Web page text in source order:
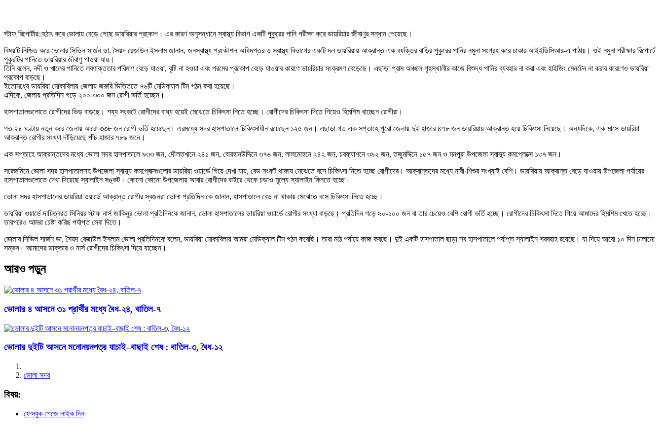
স্টাফ রিপোর্টার::হঠাৎ করে ভোলায় বেড়ে গেছে ডায়রিয়ার প্রকোপ। এর কারণ অনুসন্ধানে স্বাস্থ্য বিভাগ একটি পুকুরের পানি পরীক্ষা করে ডায়রিয়ার জীবাণুর সন্ধান পেয়েছে।
বিষয়টি নিশ্চিত করে ভোলার সিভিল সার্জন ডা. সৈয়দ রেজাউল ইসলাম জানান, জনস্বাস্থ্য প্রকৌশল অধিদপ্তর ও স্বাস্থ্য বিভাগের একটি দল ডায়রিয়ায় আক্রান্ত এক ব্যক্তির বাড়ির পুকুরের পানির নমুনা সংগ্রহ করে ঢাকার আইইডিসিআর-এ পাঠায়। ওই নমুনা পরীক্ষার রিপোর্টে
পুকুরটির পানিতে ডায়রিয়ার জীবাণু পাওয়া যায়।
তিনি বলেন, নদী ও খালের পানিতে লবণাক্ততার পরিমাণ বেড়ে যাওয়া, বৃষ্টি না হওয়া এবং গরমের প্রকোপ বেড়ে যাওয়ার কারণে ডায়রিয়ার সংক্রমণ বেড়েছে। এছাড়া গ্রাম অঞ্চলে গৃহস্থালীর কাজে বিশুদ্ধ পানির ব্যবহার না করা এবং হাইজিং মেনটেন না করার কারণেও ডায়রিয়া
প্রকোপ বাড়ছে।
ইতোমধ্যে ডায়রিয়া মোকাবিলায় জেলায় জরুরি ভিত্তিতে ৭৬টি মেডিক্যাল টিম গঠন করা হয়েছে।
এদিকে, জেলায় প্রতিদিন গড়ে ২০০-৩০০ জন রোগী ভর্তি হচ্ছেন।
হাসপাতালগুলোতে রোগীদের ভিড় বাড়ছে। শয্য সংকটে রোগীদের বাধ্য হয়েই মেঝেতে চিকিৎসা নিতে হচ্ছে। রোগীদের চিকিৎসা দিতে গিয়েও হিমশিম খাচ্ছেন রোগীরা।
গত ২৪ ঘণ্টায় নতুন করে জেলায় আরো ৩৩৮ জন রোগী ভর্তি হয়েছেন। এরমধ্যে সদর হাসপাতালে চিকিৎসাধীন রয়েছেন ১২৫ জন। এছাড়া গত এক সপ্তাহে পুরো জেলায় দুই হাজার ৪৭৮ জন ডায়রিয়ায় আক্রান্ত হয়ে চিকিৎসা নিয়েছে। অন্যদিকে, এক মাসে ডায়রিয়া
আক্রান্ত রোগীর সংখ্যা দাঁড়িয়েছে পাঁচ হাজার ৭৮৯ জনে।
এক সপ্তাহে আক্রান্তদের মধ্যে ভোলা সদর হাসপাতালে ৯৩৩ জন, দৌলতখানে ২৪১ জন, বোরহানউদ্দিনে ৩৭৬ জন, লালমোহনে ২৪২ জন, চরফ্যাশনে ৩৯২ জন, তজুমদ্দিনে ১৫৭ জন ও মনপুরা উপজেলা স্বাস্থ্য কমপ্লেক্সে ১৩৭ জন।
সরেজমিনে ভোলা সদর হাসপাতালসহ উপজেলা স্বাস্থ্য কমপ্লেক্সগুলোর ডায়রিয়া ওয়ার্ডে গিয়ে দেখা যায়, বেড সংকট থাকায় মেঝেতে বসে চিকিৎসা নিতে হচ্ছে রোগীদের। আক্রান্তদের মধ্যে নারী-শিশুর সংখ্যাই বেশি। ডায়রিয়ায় আক্রান্ত বেড়ে যাওয়ায় উপজেলা পর্যায়ের
হাসপাতালগুলোতে দেখা দিয়েছে স্যালাইন সঙ্কট। কোনো কোনো উপজেলায় আবার রোগীদের বাইরে থেকে চড়াও মূল্যে স্যালাইন কিনতে হচ্ছে।
ভোলা সদর হাসপাতালের ডায়রিয়া ওয়ার্ডে আক্রান্ত রোগীর স্বজনরা ভোলা প্রতিদিন কে জানান, হাসপাতালে বেড না থাকায় মেঝেতে বসে চিকিৎসা নিতে হচ্ছে।
ডায়রিয়া ওয়ার্ডে দায়িত্বরত সিনিয়র স্টাফ নার্স জাকিনুর ভোলা প্রতিদিনকে জানান, ভোলা হাসপাতালের ডায়রিয়া ওয়ার্ডে রোগীর সংখ্যা বাড়ছে। প্রতিদিন গড়ে ৯০-১০০ জন বা তার চেয়েও বেশি রোগী ভর্তি হচ্ছে। রোগীদের চিকিৎসা দিতে গিয়ে আমাদের হিমশিম খেতে হচ্ছে।
তারপরেও আমরা চেষ্টা করিছ পর্যাপ্ত সেবা দিতে।
ভোলার সিভিল সার্জন ডা. সৈয়দ রেজাউল ইসলাম ভোলা প্রতিদিনকে বলেন, ডায়রিয়া মোকাবিলায় আমরা মেডিক্যাল টিম গঠন করেছি। তারা মাঠ পর্যায়ে কাজ করছে। দুই একটি হাসপাতাল ছাড়া সব হাসপাতালে পর্যাপ্ত স্যালাইন সরবরাহ রয়েছে। যা দিয়ে আরো ১০ দিন চালানো
সম্ভব। আমাদের ডাক্তার ও নার্স রোগীদের চিকিৎসা দিয়ে যাচ্ছেন।
আরও পড়ুন
ভোলার ৪ আসনে ৩১ প্রার্থীর মধ্যে বৈধ-২৪, বাতিল-৭
ভোলার দুইটি আসনে মনোনয়নপত্র যাচাই–বাছাই শেষ : বাতিল-৩, বৈধ-১২
ভোলা সদর
বিষয়:
ফেসবুক পেজে লাইক দিন